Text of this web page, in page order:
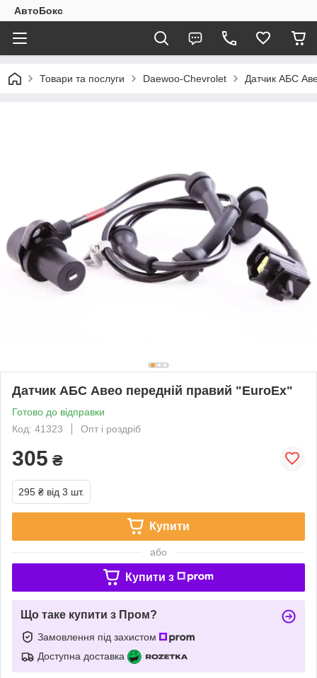
АвтоБокс
Товари та послуги Daewoo-Chevrolet Датчик АБС
Датчик АБС Авео передній правий "EuroEx"
Готово до відправки
Код: 41323
Опт і роздріб
305 ₴
295 ₴ від 3 шт.
Купити
або
Купити з
Що таке купити з Пром?
Замовлення під захистом
Доступна доставка